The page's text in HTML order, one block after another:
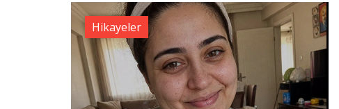
Hikayeler